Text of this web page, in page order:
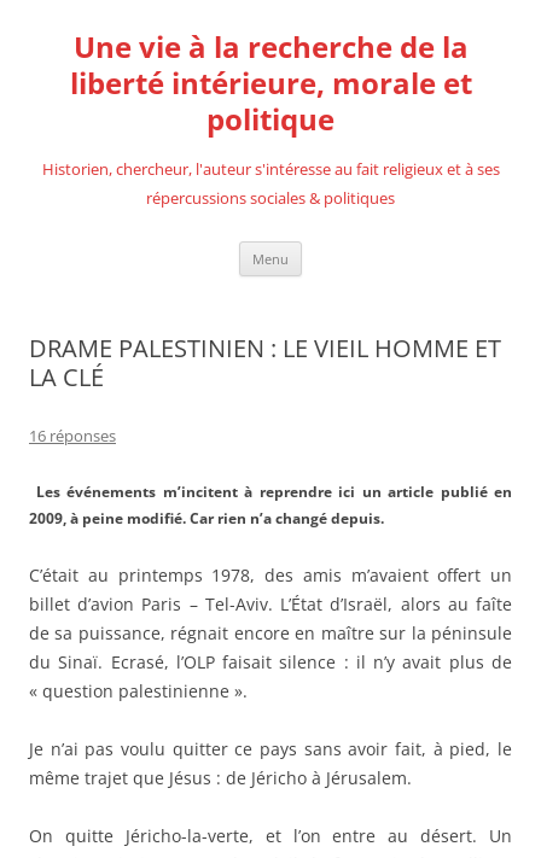
contenuUne vie à la recherche de la
liberté intérieure, morale et
politique
Historien, chercheur, l'auteur s'intéresse au fait religieux et à ses
répercussions sociales & politiques
Menu
DRAME PALESTINIEN : LE VIEIL HOMME ET
LA CLÉ
16 réponses
Les événements m’incitent à reprendre ici un article publié en
2009, à peine modifié. Car rien n’a changé depuis.
C’était au printemps 1978, des amis m’avaient offert un
billet d’avion Paris – Tel-Aviv. L’État d’Israël, alors au faîte
de sa puissance, régnait encore en maître sur la péninsule
du Sinaï. Ecrasé, l’OLP faisait silence : il n’y avait plus de
« question palestinienne ».
Je n’ai pas voulu quitter ce pays sans avoir fait, à pied, le
même trajet que Jésus : de Jéricho à Jérusalem.
On quitte Jéricho-la-verte, et l’on entre au désert. Un